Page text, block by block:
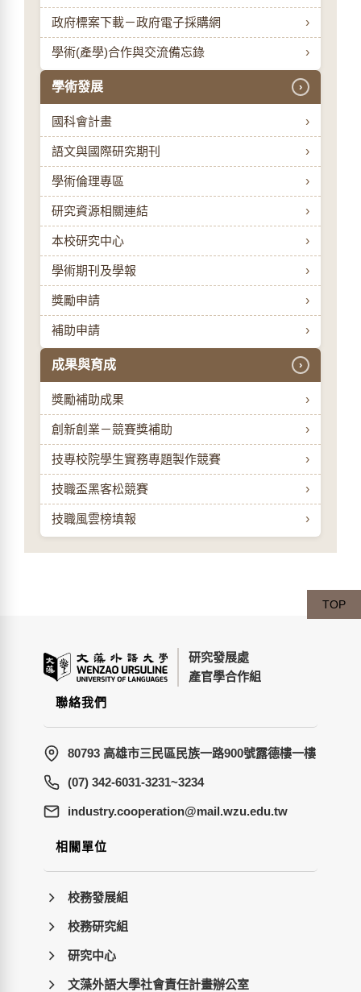
政府標案下載－政府電子採購網 ›
學術(產學)合作與交流備忘錄 ›
學術發展 ›
國科會計畫 ›
語文與國際研究期刊 ›
學術倫理專區 ›
研究資源相關連結 ›
本校研究中心 ›
學術期刊及學報 ›
獎勵申請 ›
補助申請 ›
成果與育成 ›
獎勵補助成果 ›
創新創業－競賽獎補助 ›
技專校院學生實務專題製作競賽 ›
技職盃黑客松競賽 ›
技職風雲榜填報 ›
研究發展處
產官學合作組
聯絡我們
80793 高雄市三民區民族一路900號露德樓一樓
(07) 342-6031-3231~3234
wt.ude.uzw.liam@noitarepooc.yrtsudni
相關單位
校務發展組
校務研究組
研究中心
文藻外語大學社會責任計畫辦公室
TOP